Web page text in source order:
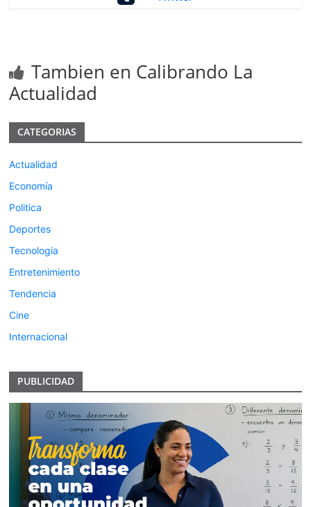
Tambien en Calibrando La
Actualidad
CATEGORIAS
Actualidad
Economía
Politica
Deportes
Tecnologia
Entretenimiento
Tendencia
Cine
Internacional
PUBLICIDAD